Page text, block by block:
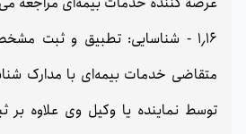
1٫16 - شناسایی: تطبیق و ثبت
متقاضی خدمات بیمه‌ای با مدارک
توسط نماینده یا وکیل وی علاوه